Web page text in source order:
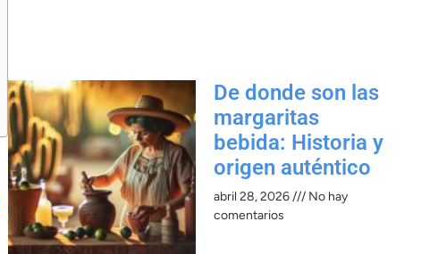
De donde son las
margaritas
bebida: Historia y
origen auténtico
abril 28, 2026
No hay
comentarios